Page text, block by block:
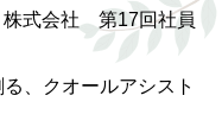
株式会社 第17回社員
、クオールアシスト